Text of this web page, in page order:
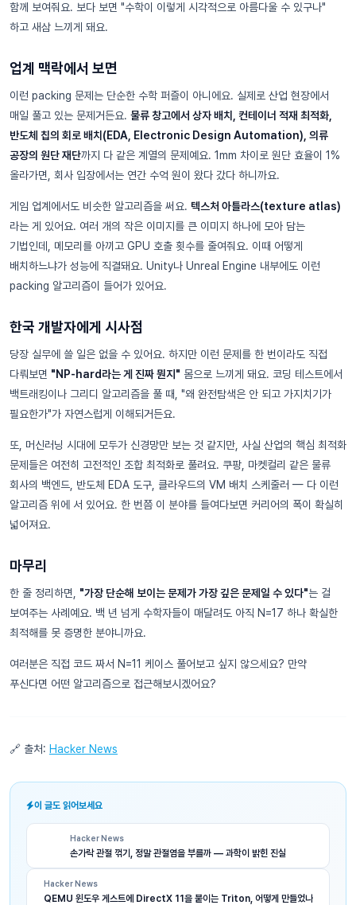
함께 보여줘요. 보다 보면 "수학이 이렇게 시각적으로 아름다울 수 있구나"
하고 새삼 느끼게 돼요.
업계 맥락에서 보면
이런 packing 문제는 단순한 수학 퍼즐이 아니에요. 실제로 산업 현장에서
매일 풀고 있는 문제거든요. 물류 창고에서 상자 배치, 컨테이너 적재 최적화,
반도체 칩의 회로 배치(EDA, Electronic Design Automation), 의류
공장의 원단 재단까지 다 같은 계열의 문제예요. 1mm 차이로 원단 효율이 1%
올라가면, 회사 입장에서는 연간 수억 원이 왔다 갔다 하니까요.
게임 업계에서도 비슷한 알고리즘을 써요. 텍스처 아틀라스(texture atlas)
라는 게 있어요. 여러 개의 작은 이미지를 큰 이미지 하나에 모아 담는
기법인데, 메모리를 아끼고 GPU 호출 횟수를 줄여줘요. 이때 어떻게
배치하느냐가 성능에 직결돼요. Unity나 Unreal Engine 내부에도 이런
packing 알고리즘이 들어가 있어요.
한국 개발자에게 시사점
당장 실무에 쓸 일은 없을 수 있어요. 하지만 이런 문제를 한 번이라도 직접
다뤄보면 "NP-hard라는 게 진짜 뭔지" 몸으로 느끼게 돼요. 코딩 테스트에서
백트래킹이나 그리디 알고리즘을 풀 때, "왜 완전탐색은 안 되고 가지치기가
필요한가"가 자연스럽게 이해되거든요.
또, 머신러닝 시대에 모두가 신경망만 보는 것 같지만, 사실 산업의 핵심 최적화
문제들은 여전히 고전적인 조합 최적화로 풀려요. 쿠팡, 마켓컬리 같은 물류
회사의 백엔드, 반도체 EDA 도구, 클라우드의 VM 배치 스케줄러 — 다 이런
알고리즘 위에 서 있어요. 한 번쯤 이 분야를 들여다보면 커리어의 폭이 확실히
넓어져요.
마무리
한 줄 정리하면, "가장 단순해 보이는 문제가 가장 깊은 문제일 수 있다"는 걸
보여주는 사례예요. 백 년 넘게 수학자들이 매달려도 아직 N=17 하나 확실한
최적해를 못 증명한 분야니까요.
여러분은 직접 코드 짜서 N=11 케이스 풀어보고 싶지 않으세요? 만약
푸신다면 어떤 알고리즘으로 접근해보시겠어요?
🔗 출처: Hacker News
이 글도 읽어보세요
Hacker News
손가락 관절 꺾기, 정말 관절염을 부를까 — 과학이 밝힌 진실
Hacker News
QEMU 윈도우 게스트에 DirectX 11을 붙이는 Triton, 어떻게 만들었나